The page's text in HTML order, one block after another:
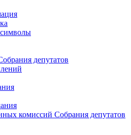
депутатов
комиссий Собрания депутатов